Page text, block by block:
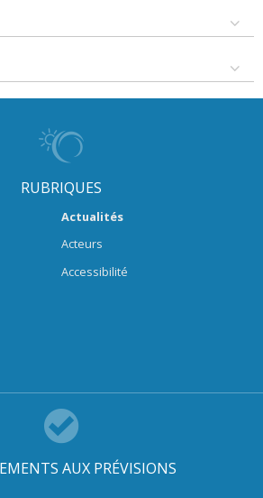
RUBRIQUES
Actualités
Acteurs
Accessibilité
AUX PRÉVISIONS